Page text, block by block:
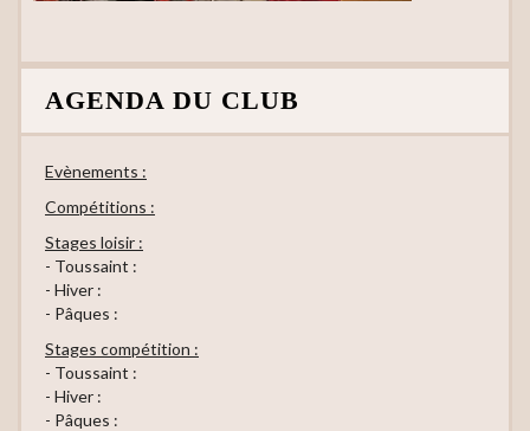
AGENDA DU CLUB
Evènements :
Compétitions :
Stages loisir :
- Toussaint :
- Hiver :
- Pâques :
Stages compétition :
- Toussaint :
- Hiver :
- Pâques :